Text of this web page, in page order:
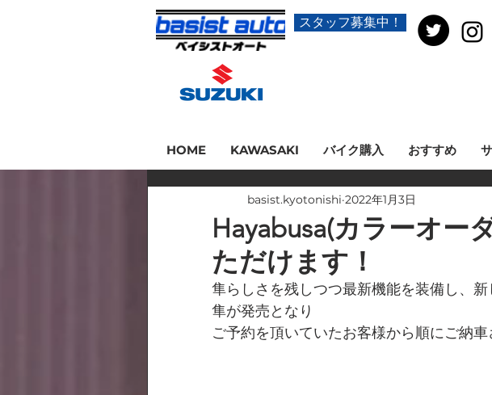
スタッフ募集中！
HOME KAWASAKI バイク購入 おすすめ
Hayabusa(カラーオー
ただけます！
basist.kyotonishi 2022年1月3日
隼らしさを残しつつ最新機能を装備し、
隼が発売となり
ご予約を頂いていたお客様から順にご納車